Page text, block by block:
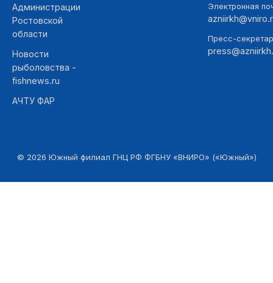
Администрации
Ростовской
области
Новости
рыболовства -
fishnews.ru
АЧТУ ФАР
Электронная
Пресс-
© 2026 Южный филиал ГНЦ РФ ФГБНУ «ВНИРО» («Южный»)